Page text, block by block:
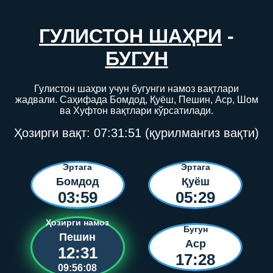
ГУЛИСТОН ШАҲРИ -
БУГУН
Гулистон шаҳри учун бугунги намоз вақтлари
жадвали. Саҳифада Бомдод, Қуёш, Пешин, Аср, Шом
ва Хуфтон вақтлари кўрсатилади.
Ҳозирги вақт: 07:31:51 (қурилмангиз вақти)
Эртага
Бомдод
03:59
Эртага
Қуёш
05:29
Ҳозирги намоз
Пешин
12:31
09:56:08
Бугун
Аср
17:28